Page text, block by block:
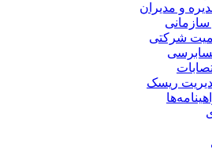
و مدیران
سازمانی
شرکتی
ریسک